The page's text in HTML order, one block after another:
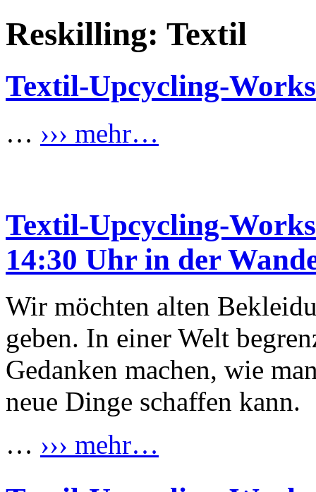
Reskilling: Textil
Textil-Upcycling-
… ››› mehr…
Textil-Upcycling-
14:30 Uhr in der
Wir möchten alten
geben. In einer Welt
Gedanken machen, wie
neue Dinge schaffen kann.
… ››› mehr…